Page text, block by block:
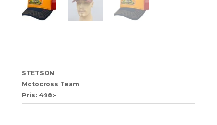
STETSON
Motocross Team
Pris: 498:-